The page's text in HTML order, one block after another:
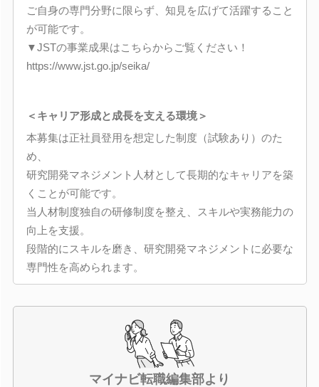
ご自身の専門分野に限らず、知見を広げて活躍すること
が可能です。
▼JSTの事業成果はこちらからご覧ください！
https://www.jst.go.jp/seika/
＜キャリア形成と成長を支える環境＞
本募集は正社員登用を想定した制度（試験あり）のた
め、
研究開発マネジメント人材として長期的なキャリアを築
くことが可能です。
当人材制度独自の研修制度を整え、スキルや実務能力の
向上を支援。
段階的にスキルを磨き、研究開発マネジメントに必要な
専門性を高められます。
マイナビ転職編集部より